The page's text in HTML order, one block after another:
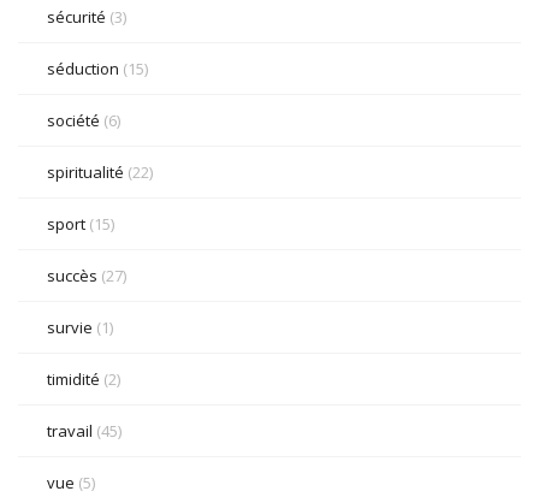
sécurité (3)
séduction (15)
société (6)
spiritualité (22)
sport (15)
succès (27)
survie (1)
timidité (2)
travail (45)
vue (5)